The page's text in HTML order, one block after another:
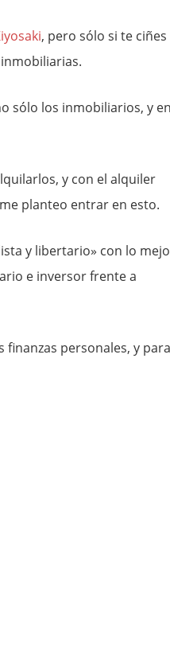
, pero sólo si te ciñes
sólo los inmobiliarios, y
y con el alquiler
planteo entrar en esto.
y libertario» con lo
e inversor frente a
finanzas personales, y para